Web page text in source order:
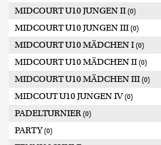
MIDCOURT U10 JUNGEN II (0)
MIDCOURT U10 JUNGEN III (0)
MIDCOURT U10 MÄDCHEN I (0)
MIDCOURT U10 MÄDCHEN II (0)
MIDCOURT U10 MÄDCHEN III (0)
MIDCOUT U10 JUNGEN IV(0)
PADELTURNIER (0)
PARTY(0)